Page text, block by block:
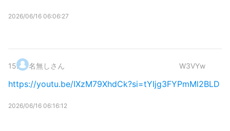
2026/06/16 06:06:27
15. 名無しさん W3VYw
https://youtu.be/IXzM79XhdCk?si=tYIjg3FYPmMl2BLD
2026/06/16 06:16:12